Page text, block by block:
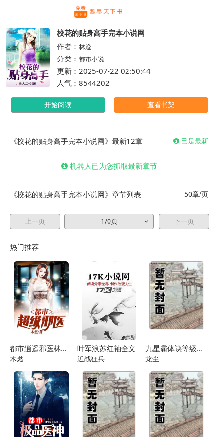
校花的贴身高手完本小说网
作者： 林逸
分类： 都市小说
更新：2025-07-22 02:50:44
人气：8544202
开始阅读 查看书架
《校花的贴身高手完本小说网》最新12章 已是最新
机器人已为您抓取最新章节
《校花的贴身高手完本小说网》章节列表 50章/页
上一页 1/0页 下一页
热门推荐
都市逍遥邪医林辰苏夕然
木燃
叶军浪苏红袖全文
近战狂兵
九星霸体诀等级说明
龙尘